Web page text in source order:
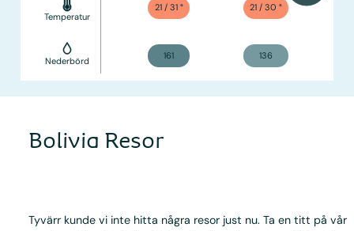
Temperatur
Nederbörd
21 / 31°
161
21 / 30 °
136
Bolivia Resor
Tyvärr kunde vi inte hitta några resor just nu. Ta en titt på vår